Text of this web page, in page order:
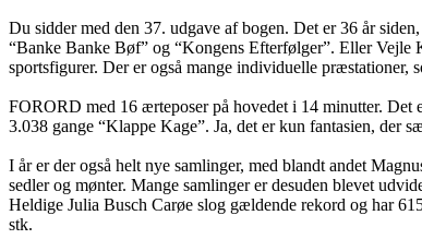
Du sidder med den 37. udgave af bogen. Det er 36 år
“Banke Banke Bøf” og “Kongens Efterfølger”. Eller Vejle
sportsfigurer. Der er også mange individuelle præstationer,
FORORD med 16 ærteposer på hovedet i 14 minutter. Det
3.038 gange “Klappe Kage”. Ja, det er kun fantasien, der
I år er der også helt nye samlinger, med blandt andet
sedler og mønter. Mange samlinger er desuden blevet
Heldige Julia Busch Carøe slog gældende rekord og har
stk.